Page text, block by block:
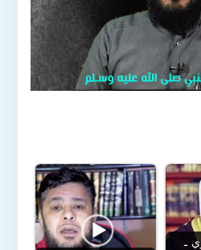
ـ